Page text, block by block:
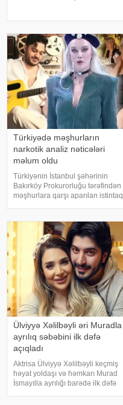
qidalandım, nə düzgün yatdım.
Gördü
Türkiyədə məşhurların
narkotik analiz nəticələri
məlum oldu
Türkiyənin İstanbul şəhərinin
Bakırköy Prokurorluğu tərəfindən
məşhurlara qarşı aparılan istintaq
götürülmüş bioloji nümunələr
üzərində aparılan toksikoloji
analizləri
Ülviyyə Xəlilbəyli əri Muradla
ayrılıq səbəbini ilk dəfə
açıqladı
Aktrisa Ülviyyə Xəlilbəyli keçmiş
həyat yoldaşı və həmkarı Murad
İsmayılla ayrılığı barədə ilk dəfə